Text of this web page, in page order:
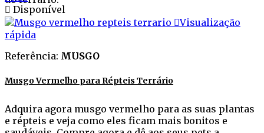
 Disponível
Visualização
rápida
Referência: MUSGO
Musgo Vermelho para Répteis Terrário
Adquira agora musgo vermelho para as suas plantas
e répteis e veja como eles ficam mais bonitos e